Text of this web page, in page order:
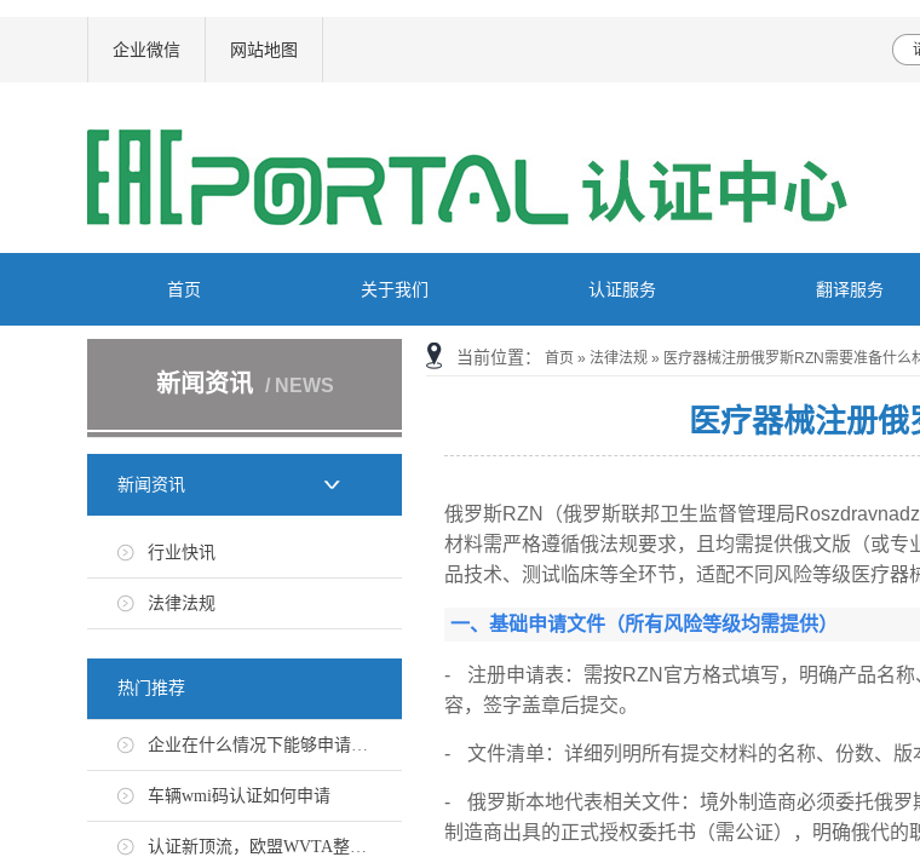
企业微信 网站地图
首页 关于我们 认证服务 翻译服务
新闻资讯 / NEWS
新闻资讯
行业快讯
法律法规
热门推荐
企业在什么情况下能够申请EN 10204-3.1证书
车辆wmi码认证如何申请
认证新顶流，欧盟WVTA整车认证怎么申请？
当前位置： 首页 » 法律法规 » 医疗器械注册俄罗斯RZN需要准备什么
医疗器械注册
俄罗斯RZN（俄罗斯联邦卫生监督管理局
材料需严格遵循俄法规要求，且均需提供俄文版（或
品技术、测试临床等全环节，适配不同风险等级医疗器
一、基础申请文件（所有风险等级均需提供）
- 注册申请表：需按RZN官方格式填写，明确产品名
容，签字盖章后提交。
- 文件清单：详细列明所有提交材料的名称、份数、版
- 俄罗斯本地代表相关文件：境外制造商必须委托俄
制造商出具的正式授权委托书（需公证），明确俄代的